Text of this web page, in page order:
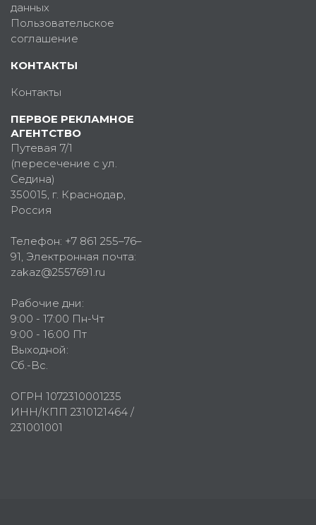
данных
Пользовательское
соглашение
КОНТАКТЫ
Контакты
ПЕРВОЕ РЕКЛАМНОЕ
АГЕНТСТВО
Путевая 7/1
(пересечение с ул.
Седина)
350015, г. Краснодар,
Россия
Телефон: +7 861 255–76–
91, Электронная почта:
zakaz@2557691.ru
Рабочие дни:
9:00 - 17:00 Пн-Чт
9:00 - 16:00 Пт
Выходной:
Сб.-Вс.
ОГРН 1072310001235
ИНН/КПП 2310121464 /
231001001